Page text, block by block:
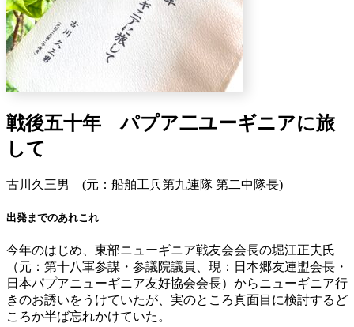
戦後五十年 パプア二ユーギニアに旅
して
古川久三男 (元：船舶工兵第九連隊 第二中隊長)
出発までのあれこれ
今年のはじめ、東部ニューギニア戦友会会長の堀江正夫氏
（元：第十八軍参謀・参議院議員、現：日本郷友連盟会長・
日本パプアニューギニア友好協会会長）からニューギニア行
きのお誘いをうけていたが、実のところ真面目に検討するど
ころか半ば忘れかけていた。